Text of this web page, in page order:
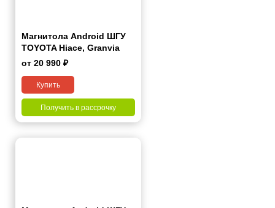
Магнитола Android ШГУ
TOYOTA Hiace, Granvia
2019+ 9 дюймов - 9.1 1/16
от 20 990 ₽
Купить
Получить в рассрочку